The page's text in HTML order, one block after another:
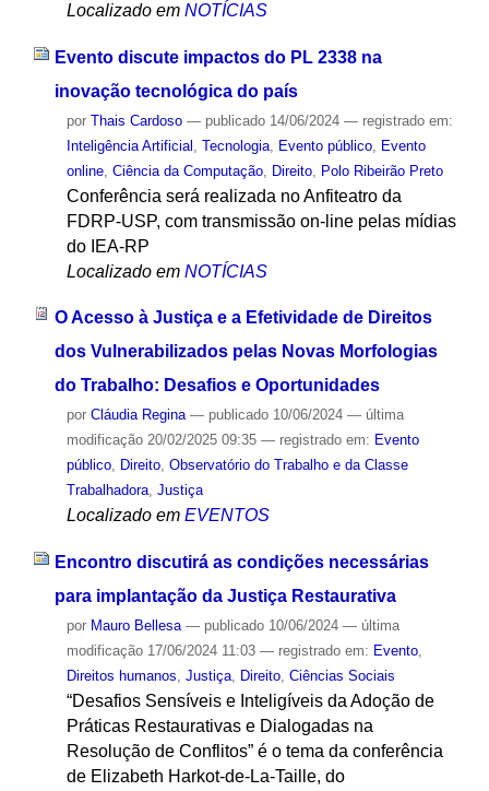
Localizado em NOTÍCIAS
Evento discute impactos do PL 2338 na
inovação tecnológica do país
por Thais Cardoso — publicado14/06/2024 — registrado em:
Inteligência Artificial Tecnologia, Evento público, Evento
online, Ciência da Computação, Direito, Polo Ribeirão Preto
Conferência será realizada no Anfiteatro da
FDRP-USP, com transmissão on-line pelas mídias
do IEA-RP
Localizado em NOTÍCIAS
O Acesso à Justiça e a Efetividade de Direitos
dos Vulnerabilizados pelas Novas Morfologias
do Trabalho: Desafios e Oportunidades
por Cláudia Regina — publicado10/06/2024 — última
modificação20/02/2025 09:35 — registrado em: Evento
público, Direito, Observatório do Trabalho e da Classe
Trabalhadora, Justiça
Localizado em EVENTOS
Encontro discutirá as condições necessárias
para implantação da Justiça Restaurativa
por Mauro Bellesa — publicado10/06/2024 — última
modificação17/06/2024 11:03 — registrado em: Evento,
Direitos humanos, Justiça, Direito, Ciências Sociais
“Desafios Sensíveis e Inteligíveis da Adoção de
Práticas Restaurativas e Dialogadas na
Resolução de Conflitos” é o tema da conferência
de Elizabeth Harkot-de-La-Taille, do